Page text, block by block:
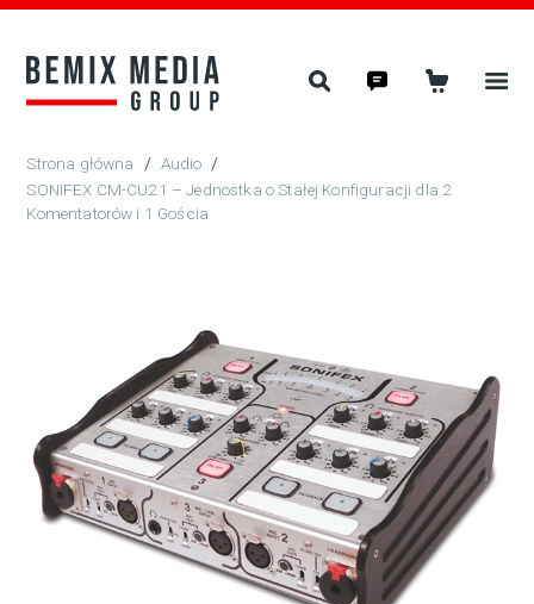
/ Audio /
SONIFEX CM-CU21 – Jednostka o Stałej Konfiguracji dla 2
Komentatorów i 1 Gościa